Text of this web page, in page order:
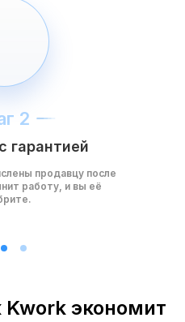
2
гарантией
продавцу после
работу, и вы её
экономит